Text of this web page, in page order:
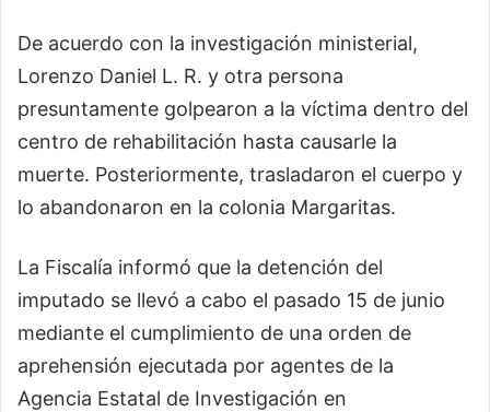
De acuerdo con la investigación ministerial,
Lorenzo Daniel L. R. y otra persona
presuntamente golpearon a la víctima dentro del
centro de rehabilitación hasta causarle la
muerte. Posteriormente, trasladaron el cuerpo y
lo abandonaron en la colonia Margaritas.
La Fiscalía informó que la detención del
imputado se llevó a cabo el pasado 15 de junio
mediante el cumplimiento de una orden de
aprehensión ejecutada por agentes de la
Agencia Estatal de Investigación en